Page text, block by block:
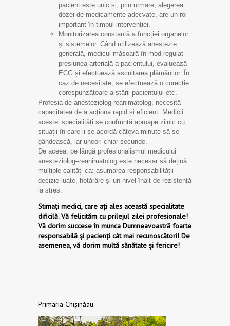
pacient este unic și, prin urmare, alegerea
dozei de medicamente adecvate, are un rol
important în timpul intervenției.
Monitorizarea constantă a funcției organelor
și sistemelor. Când utilizează anestezie
generală, medicul măsoară în mod regulat
presiunea arterială a pacientului, evaluează
ECG și efectuează ascultarea plămânilor. În
caz de necesitate, se efectuează o corecție
corespunzătoare a stării pacientului etc.
Profesia de anesteziolog-reanimatolog, necesită
capacitatea de a acționa rapid și eficient. Medicii
acestei specialități se confruntă aproape zilnic cu
situații în care li se acordă câteva minute să se
gândească, iar uneori chiar secunde.
De aceea, pe lângă profesionalismul medicului
anesteziolog–reanimatolog este necesar să dețină
multiple calități ca: asumarea responsabilității
decizie luate, hotărâre și un nivel înalt de rezistență
la stres.
Stimați medici, care ați ales această specialitate
dificilă. Vă felicităm cu prilejul zilei profesionale!
Vă dorim succese în munca Dumneavoastră foarte
responsabilă și pacienți cât mai recunoscători! De
asemenea, vă dorim multă sănătate și fericire!
Primaria Chișinăau